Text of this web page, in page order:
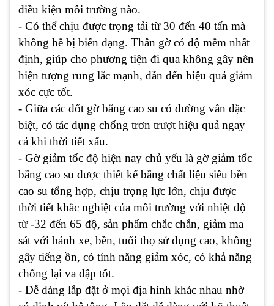
điều kiện môi trường nào.
- Có thể chịu được trọng tải từ 30 đến 40 tấn mà
không hề bị biến dạng. Thân gờ có độ mềm nhất
định, giúp cho phương tiện đi qua không gây nên
hiện tượng rung lắc mạnh, dẫn đến hiệu quả giảm
xóc cực tốt.
- Giữa các đốt gờ bằng cao su có đường vân đặc
biệt, có tác dụng chống trơn trượt hiệu quả ngay
cả khi thời tiết xấu.
- Gờ giảm tốc độ hiện nay chủ yếu là gờ giảm tốc
bằng cao su được thiết kế bằng chất liệu siêu bền
cao su tổng hợp, chịu trọng lực lớn, chịu được
thời tiết khắc nghiệt của môi trường với nhiệt độ
từ -32 đến 65 độ, sản phẩm chắc chắn, giảm ma
sát với bánh xe, bền, tuổi thọ sử dụng cao, không
gây tiếng ồn, có tính năng giảm xóc, có khả năng
chống lại va đập tốt.
- Dễ dàng lắp đặt ở mọi địa hình khác nhau nhờ